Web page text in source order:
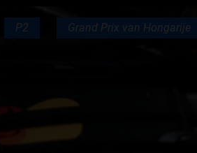
P2 Grand Prix van Hongarije